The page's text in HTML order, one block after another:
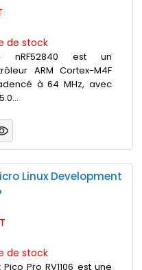
de stock
nRF52840 est un
ARM Cortex-M4F
à 64 MHz, avec
Linux Development
de stock
Pico Pro RV1106 est une